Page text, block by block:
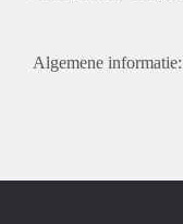
Algemene informatie: